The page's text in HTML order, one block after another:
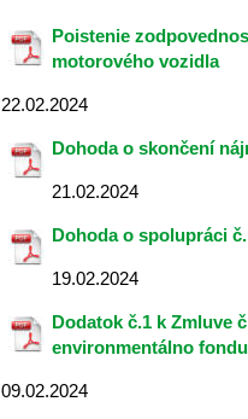
Poistenie
motorového vozidla
22.02.2024
Dohoda o skončení
21.02.2024
Dohoda o spolupráci
19.02.2024
Dodatok č.1 k Zmluve
environmentálno
09.02.2024